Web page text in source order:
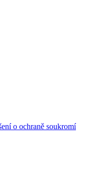
o ochraně soukromí